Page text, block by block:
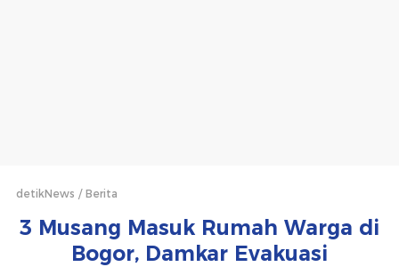
detikNews Berita
3 Musang Masuk Rumah Warga di
Bogor, Damkar Evakuasi